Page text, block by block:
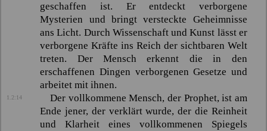
geschaffen ist. Er entdeckt verborgene
Mysterien und bringt versteckte Geheimnisse
ans Licht. Durch Wissenschaft und Kunst lässt er
verborgene Kräfte ins Reich der sichtbaren Welt
treten. Der Mensch erkennt die in den
erschaffenen Dingen verborgenen Gesetze und
arbeitet mit ihnen.
1.2:14
Der vollkommene Mensch, der Prophet, ist am
Ende jener, der verklärt wurde, der die Reinheit
und Klarheit eines vollkommenen Spiegels